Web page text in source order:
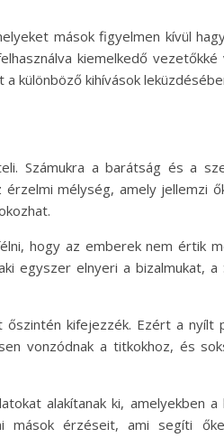
mások figyelmen kívül
kiemelkedő vezetőkké
különböző kihívások
Számukra a barátság és a
mélység, amely jellemzi
hogy az emberek nem értik
egyszer elnyeri a bizalmukat,
őszintén kifejezzék. Ezért a
vonzódnak a titkokhoz, és
alakítanak ki, amelyekben
mások érzéseit, ami segíti